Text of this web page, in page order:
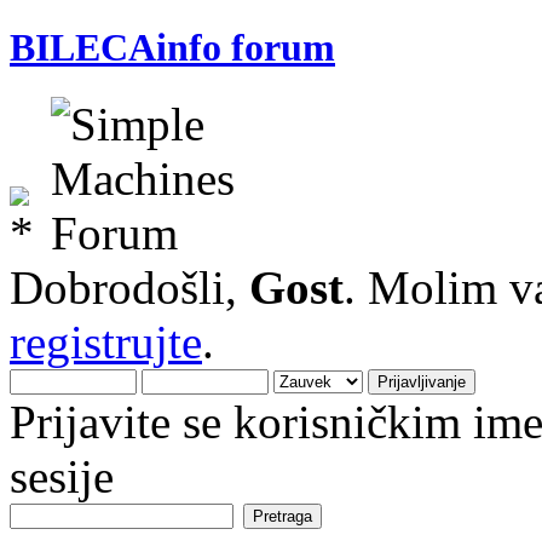
BILECAinfo forum
Dobrodošli, Gost. Molim
registrujte.
Prijavite se korisničkim
sesije